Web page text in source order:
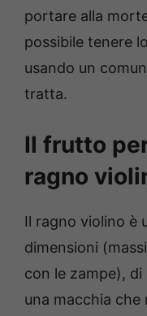
portare alla
possibile tenere
usando un
tratta.
Il frutto
ragno
Il ragno violino è
dimensioni
con le zampe),
una macchia che